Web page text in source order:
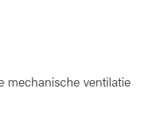
mechanische ventilatie